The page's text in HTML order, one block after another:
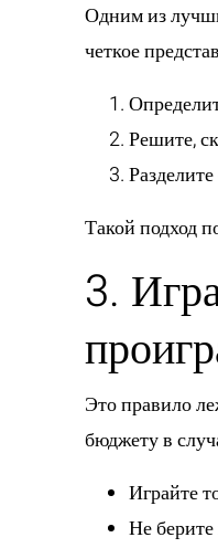
Одним из
четкое
Решите,
Такой подход
3.
Это правило
бюджету в
Играйте
Не